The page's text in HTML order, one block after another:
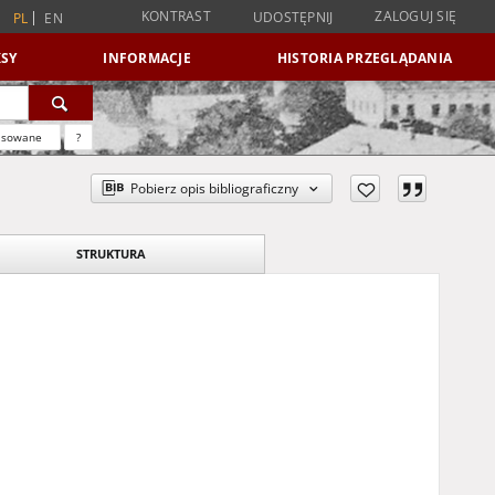
PL EN KONTRAST UDOSTĘPNIJ ZALOGUJ SIĘ
INFORMACJE HISTORIA PRZEGLĄDANIA
?
Pobierz opis bibliograficzny
STRUKTURA